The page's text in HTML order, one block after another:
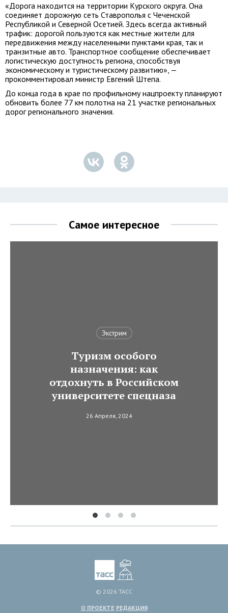
«Дорога находится на территории Курского округа. Она
соединяет дорожную сеть Ставрополья с Чеченской
Республикой и Северной Осетией. Здесь всегда активный
трафик: дорогой пользуются как местные жители для
передвижения между населенными пунктами края, так и
транзитные авто. Транспортное сообщение обеспечивает
логистическую доступность региона, способствуя
экономическому и туристическому развитию», —
прокомментировал министр Евгений Штепа.
До конца года в крае по профильному нацпроекту планируют
обновить более 77 км полотна на 21 участке региональных
дорог регионального значения.
Самое интересное
Экстрим
Туризм особого
назначения: как
отдохнуть в Российском
университете спецназа
26 Апреля, 2024
© 2026 ТАСС
О ПРОЕКТЕ РЕДАКЦИЯ